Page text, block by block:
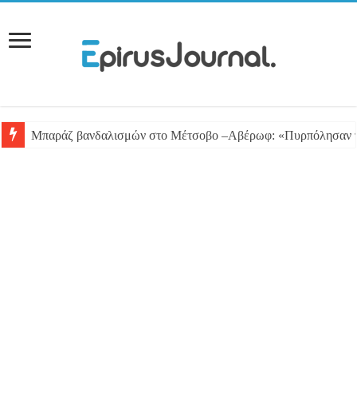
Μπαράζ βανδαλισμών στο Μέτσοβο –Αβέρωφ: «Πυρπόλησαν το